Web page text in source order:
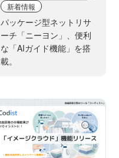
新着情報
パッケージ型ネットリサ
ーチ「ニーヨン」、便利
な「AIガイド機能」を搭
載。